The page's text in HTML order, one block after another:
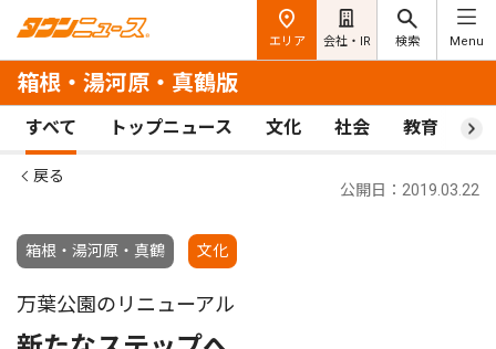
エリア 会社・IR 検索 Menu
箱根・湯河原・真鶴版
すべて トップニュース 文化 社会 教育 ス
戻る
箱根・湯河原・真鶴 文化
公開日：2019.03.22
万葉公園のリニューアル